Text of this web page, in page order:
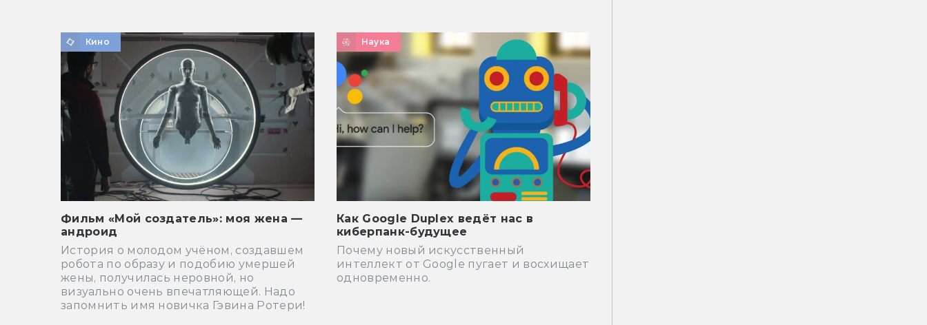
Кино
Фильм «Мой создатель»: моя жена —
андроид
История о молодом учёном, создавшем
робота по образу и подобию умершей
жены, получилась неровной, но
визуально очень впечатляющей. Надо
запомнить имя новичка Гэвина Ротери!
Наука
Как Google Duplex ведёт нас в
киберпанк-будущее
Почему новый искусственный
интеллект от Google пугает и восхищает
одновременно.